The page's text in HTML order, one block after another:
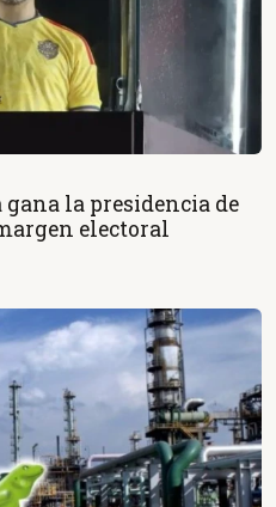
la presidencia de
electoral